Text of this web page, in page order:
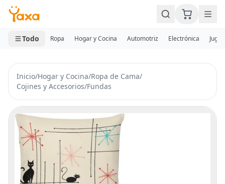
MINI CARRITO
0 productos
Todo Ropa Hogar y Cocina Automotriz Electrónica
Inicio/Hogar y Cocina/Ropa de Cama/
Cojines y Accesorios/Fundas